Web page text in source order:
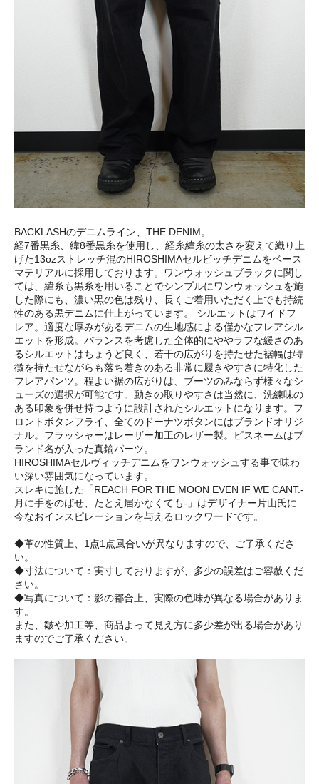
BACKLASHのデニムライン、THE DENIM。
経7番黒糸、緯8番黒糸を使用し、経糸緯糸の太さを変えて織り上
げた13ozストレッチ混のHIROSHIMAセルビッチデニムをベース
マテリアルに採用しております。ワンウォッシュブラックに関し
ては、緯糸も黒糸を用いることでシンプルにワンウォッシュを施
した際にも、濃い黒の色は残り、長くご着用いただく上でも持続
性のある黒デニムに仕上がっています。 シルエットはワイドフ
レア。適度な厚みがあるデニムの生地感による僅かなフレアシル
エットを形成。バランスを考慮した全体的にややラフな緩さのあ
るシルエットはちょうど良く、若干の広がりを持たせた裾幅は特
徴を持たせながらも落ち着きのある非常に履きやすさに特化した
フレアパンツ。程よい裾の広がりは、ブーツのみならず様々なシ
ューズの選択が可能です。動きの取りやすさは当然に、洗練味の
ある印象を併せ持つように設計されたシルエットになります。フ
ロントボタンフライ、全てのドーナツボタンにはブランドオリジ
ナル。フラッシャーはレーザー加工のレザー製。ピスネームはブ
ランド名が入った真鍮パーツ。
HIROSHIMAセルヴィッチデニムをワンウォッシュする事で味わ
い深い雰囲気になっています。
スレキに施した「REACH FOR THE MOON EVEN IF WE CANT.-
月に手をのばせ、たとえ届かなくても-」はデザイナー片山氏に
今なおインスピレーションを与えるロックワードです。
◆革の性質上、1点1点風合いが異なりますので、ご了承くださ
い。
◆寸法について：実寸しておりますが、多少の誤差はご容赦くだ
さい。
◆写真について：影の都合上、実際の色味が異なる場合がありま
す。
また、皺や加工等、商品よって見え方に多少差が出る場合があり
ますのでご了承ください。